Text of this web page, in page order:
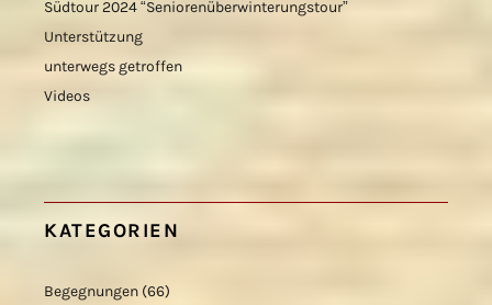
Südtour 2024 “Seniorenüberwinterungstour”
Unterstützung
unterwegs getroffen
Videos
KATEGORIEN
Begegnungen (66)